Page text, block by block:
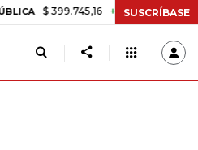
$ 399.745,16 +$ 2.295,71 +0,58%
SUSCRÍBASE